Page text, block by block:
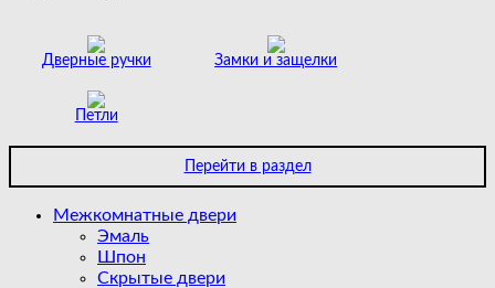
Дверные ручки Замки и защелки
Петли
Перейти в раздел
Межкомнатные двери
Эмаль
Шпон
Скрытые двери